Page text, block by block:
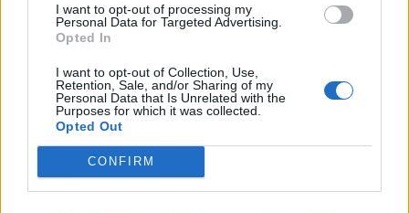
I want to opt-out of processing my
Personal Data for Targeted Advertising.
Opted In
I want to opt-out of Collection, Use,
Retention, Sale, and/or Sharing of my
Personal Data that Is Unrelated with the
Purposes for which it was collected.
Opted Out
CONFIRM
Előfizetés
MÁR ELŐFIZETŐNK VAGY?BEJELENTKEZÉS